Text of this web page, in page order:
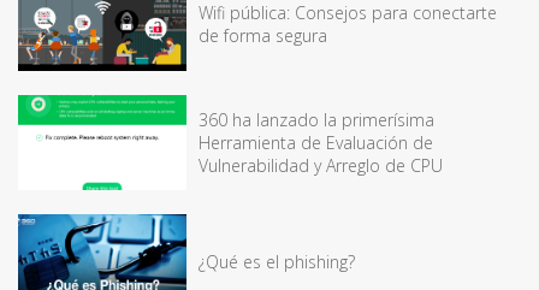
Wifi pública: Consejos para conectarte
de forma segura
360 ha lanzado la primerísima
Herramienta de Evaluación de
Vulnerabilidad y Arreglo de CPU
¿Qué es el phishing?